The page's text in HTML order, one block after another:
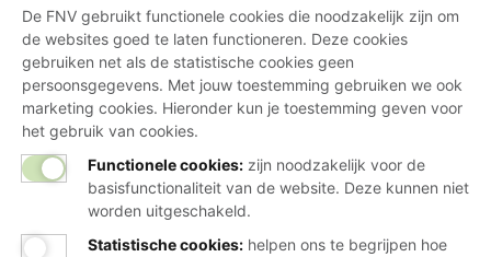
De FNV gebruikt functionele cookies die noodzakelijk zijn om
de websites goed te laten functioneren. Deze cookies
gebruiken net als de statistische cookies geen
persoonsgegevens. Met jouw toestemming gebruiken we ook
marketing cookies. Hieronder kun je toestemming geven voor
het gebruik van cookies.
Functionele cookies: zijn noodzakelijk voor de
basisfunctionaliteit van de website. Deze kunnen niet
worden uitgeschakeld.
Statistische cookies: helpen ons te begrijpen hoe